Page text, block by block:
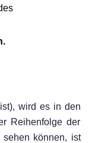
wird es in den
Reihenfolge der
können, ist